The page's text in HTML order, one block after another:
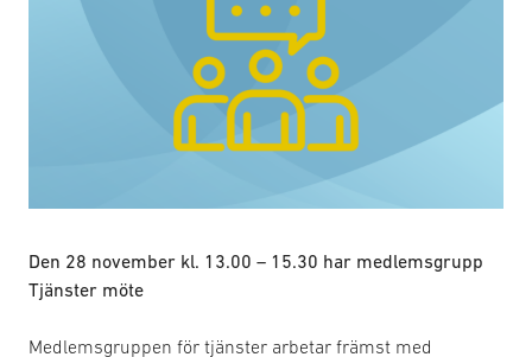
Den 28 november kl. 13.00 – 15.30 har medlemsgrupp
Tjänster möte
Medlemsgruppen för tjänster arbetar främst med